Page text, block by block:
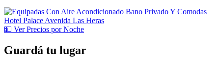
💵 VerPrecios por Noche
Guardá tu lugar